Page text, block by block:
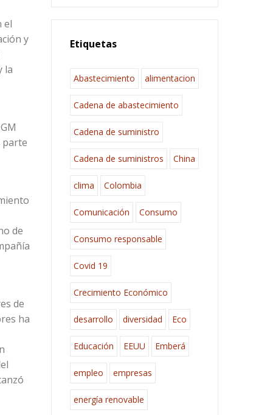
el
y
la
parte
de
de
ha
Etiquetas
Abastecimiento alimentacion
Cadena de abastecimiento
Cadena de suministro
Cadena de suministros China
clima Colombia
Comunicación Consumo
Consumo responsable
Covid 19
Crecimiento Económico
desarrollo diversidad Eco
Educación EEUU Emberá
empleo empresas
energía renovable